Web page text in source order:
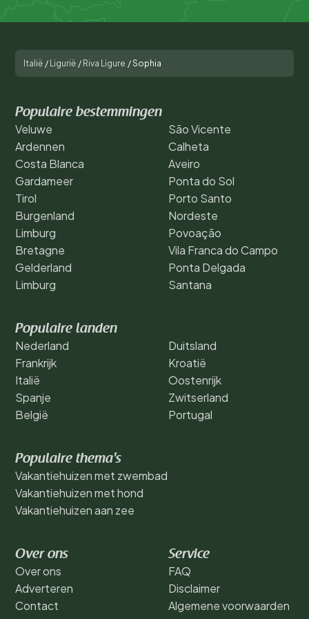
Italië / Ligurië / Riva Ligure /Sophia
Populaire bestemmingen
Veluwe
Ardennen
Costa Blanca
Gardameer
Tirol
Burgenland
Limburg
Bretagne
Gelderland
Limburg
São Vicente
Calheta
Aveiro
Ponta do Sol
Porto Santo
Nordeste
Povoação
Vila Franca do Campo
Ponta Delgada
Santana
Populaire landen
Nederland
Frankrijk
Italië
Spanje
België
Duitsland
Kroatië
Oostenrijk
Zwitserland
Portugal
Populaire thema's
Vakantiehuizen met zwembad
Vakantiehuizen met hond
Vakantiehuizen aan zee
Over ons
Over ons
Adverteren
Contact
Service
FAQ
Disclaimer
Algemene voorwaarden